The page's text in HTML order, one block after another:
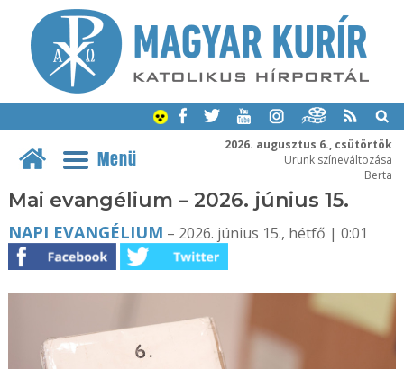
2026. augusztus 6., csütörtök
Urunk színeváltozása
Berta
Menü
Mai evangélium – 2026. június 15.
NAPI EVANGÉLIUM – 2026. június 15., hétfő | 0:01